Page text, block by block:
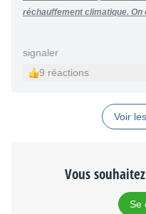
réchauffement climatique. On
signaler
9 réactions
Voir
Vous
Se